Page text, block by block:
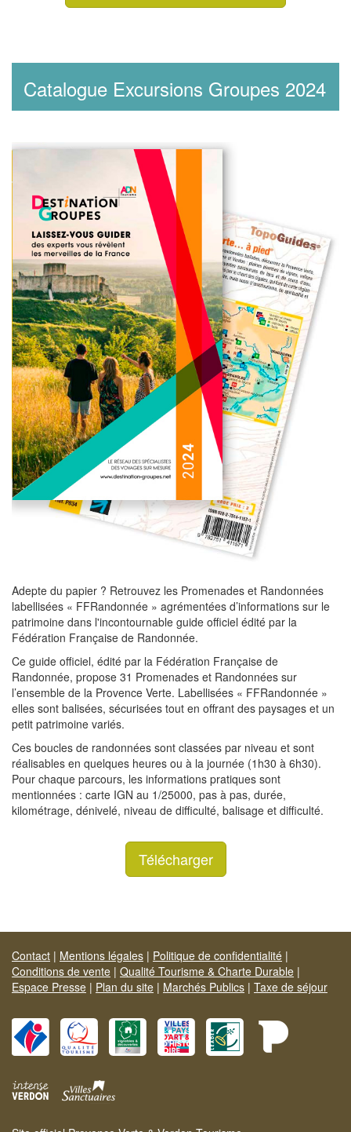
Catalogue Excursions Groupes 2024
Adepte du papier ? Retrouvez les Promenades et Randonnées
labellisées « FFRandonnée » agrémentées d’informations sur le
patrimoine dans l'incontournable guide officiel édité par la
Fédération Française de Randonnée.
Ce guide officiel, édité par la Fédération Française de
Randonnée, propose 31 Promenades et Randonnées sur
l’ensemble de la Provence Verte. Labellisées « FFRandonnée »
elles sont balisées, sécurisées tout en offrant des paysages et un
petit patrimoine variés.
Ces boucles de randonnées sont classées par niveau et sont
réalisables en quelques heures ou à la journée (1h30 à 6h30).
Pour chaque parcours, les informations pratiques sont
mentionnées : carte IGN au 1/25000, pas à pas, durée,
kilométrage, dénivelé, niveau de difficulté, balisage et difficulté.
Télécharger
Contact | Mentions légales | Politique de confidentialité |
Conditions de vente | Qualité Tourisme & Charte Durable |
Espace Presse | Plan du site | Marchés Publics | Taxe de séjour